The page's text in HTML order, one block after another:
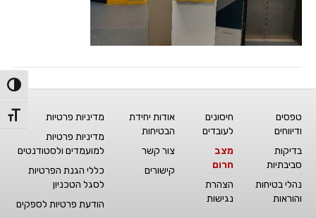
הפעל/
מתג
טפסים
ודיווחים
בדיקות
סביבתיות
נהלי בטיחות
והוראות
חיסונים
לעובדים
מצב
חרום
הצהרת
נגישות
אודות יחידת
הבטיחות
צור קשר
קישורים
מדיניות פרטיות
מדיניות פרטיות
למועמדים ולסטודנטים
כללי הגנת הפרטיות
לסגל הטכניון
הודעת פרטיות לספקים